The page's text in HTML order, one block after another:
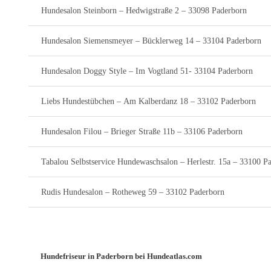
Hundesalon Steinborn – Hedwigstraße 2 – 33098 Paderborn
Hundesalon Siemensmeyer – Bücklerweg 14 – 33104 Paderborn
Hundesalon Doggy Style – Im Vogtland 51- 33104 Paderborn
Liebs Hundestübchen – Am Kalberdanz 18 – 33102 Paderborn
Hundesalon Filou – Brieger Straße 11b – 33106 Paderborn
Tabalou Selbstservice Hundewaschsalon – Herlestr. 15a – 33100
Rudis Hundesalon – Rotheweg 59 – 33102 Paderborn
Hundefriseur in Paderborn bei Hundeatlas.com